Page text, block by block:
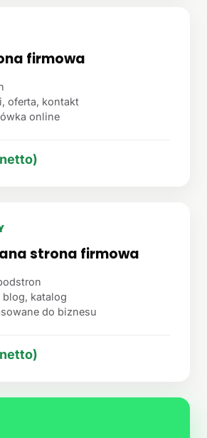
firmowa
oferta, kontakt
online
strona firmowa
blog, katalog
do biznesu